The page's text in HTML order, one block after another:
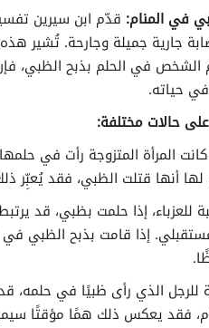
في المنام: قدّم ابن سيرين
جارية جميلة وجارحة. تُشير
الشخص في الحلم بذبح الظبي،
حياته.
حالات مختلفة:
كانت المرأة المتزوجة رأت في
لها أنها قتلت الظبي، فقد يُعبِّر
للعزباء، إذا حلمت بظبي، قد
إذا قامت بذبح الظبي
للرجل الذي رأى ظبيًا في حلمه،
فقد يعكس ذلك همًا مؤقتًا